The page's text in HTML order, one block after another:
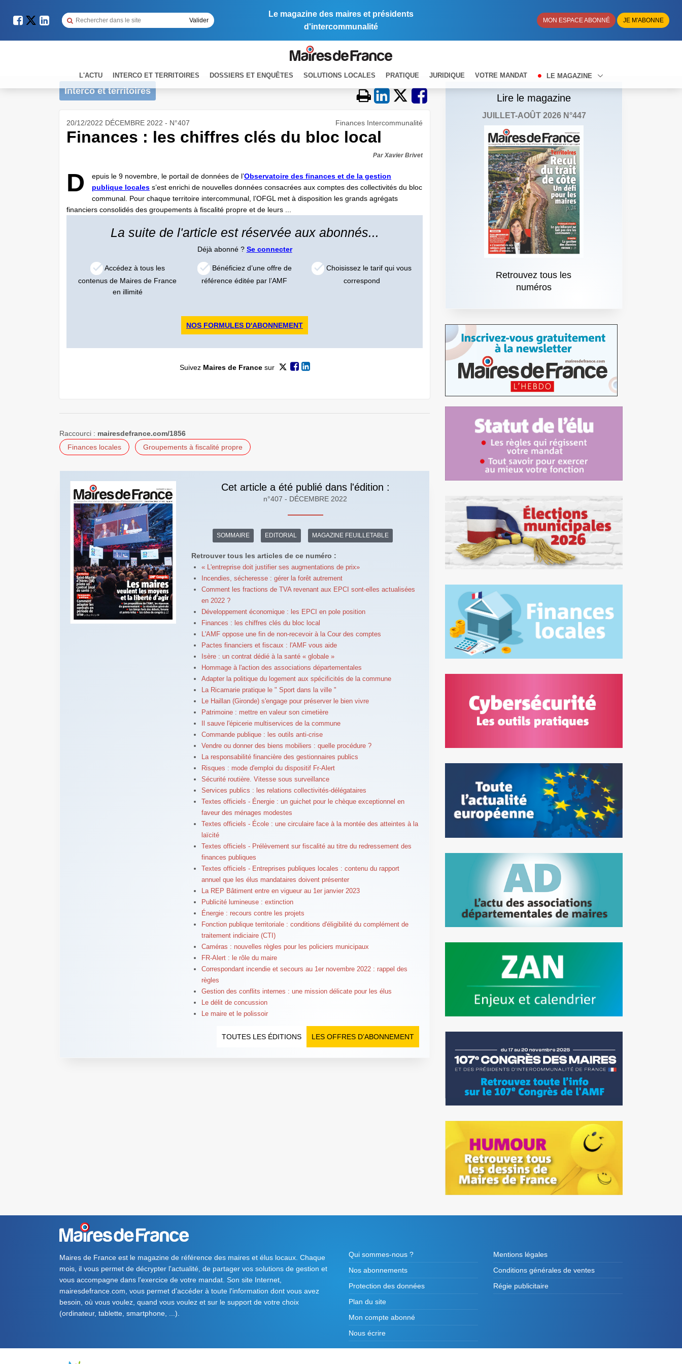
Le magazine des maires et présidents
d'intercommunalité
MON ESPACE ABONNÉ JE M'ABONNE
L'ACTU INTERCO ET TERRITOIRES DOSSIERS ET ENQUÊTES SOLUTIONS LOCALES PRATIQUE JURIDIQUE VOTRE MANDAT LE MAGAZINE
Interco et territoires
20/12/2022 DÉCEMBRE 2022 - N°407 Finances Intercommunalité
Finances : les chiffres clés du bloc local
Par Xavier Brivet
D epuis le 9 novembre, le portail de données de l’Observatoire des finances et de la gestion
publique locales s’est enrichi de nouvelles données consacrées aux comptes des collectivités du bloc
communal. Pour chaque territoire intercommunal, l’OFGL met à disposition les grands agrégats
financiers consolidés des groupements à fiscalité propre et de leurs ...
La suite de l'article est réservée aux abonnés...
Déjà abonné ? Se connecter
Accédez à tous les
contenus de Maires de France
en illimité
Bénéficiez d’une offre de
référence éditée par l’AMF
Choisissez le tarif qui vous
correspond
NOS FORMULES D'ABONNEMENT
Suivez Maires de Francesur
Raccourci : mairesdefrance.com/1856
Finances locales
Groupements à fiscalité propre
Cet article a été publié dans l'édition :
n°407 - DÉCEMBRE 2022
SOMMAIRE EDITORIAL MAGAZINE FEUILLETABLE
Retrouver tous les articles de ce numéro :
« L'entreprise doit justifier ses augmentations de prix»
Incendies, sécheresse : gérer la forêt autrement
Comment les fractions de TVA revenant aux EPCI sont-elles actualisées
en 2022 ?
Développement économique : les EPCI en pole position
Finances : les chiffres clés du bloc local
L'AMF oppose une fin de non-recevoir à la Cour des comptes
Pactes financiers et fiscaux : l'AMF vous aide
Isère : un contrat dédié à la santé « globale »
Hommage à l'action des associations départementales
Adapter la politique du logement aux spécificités de la commune
La Ricamarie pratique le " Sport dans la ville "
Le Haillan (Gironde) s'engage pour préserver le bien vivre
Patrimoine : mettre en valeur son cimetière
Il sauve l'épicerie multiservices de la commune
Commande publique : les outils anti-crise
Vendre ou donner des biens mobiliers : quelle procédure ?
La responsabilité financière des gestionnaires publics
Risques : mode d'emploi du dispositif Fr-Alert
Sécurité routière. Vitesse sous surveillance
Services publics : les relations collectivités-délégataires
Textes officiels - Énergie : un guichet pour le chèque exceptionnel en
faveur des ménages modestes
Textes officiels - École : une circulaire face à la montée des atteintes à la
laïcité
Textes officiels - Prélèvement sur fiscalité au titre du redressement des
finances publiques
Textes officiels - Entreprises publiques locales : contenu du rapport
annuel que les élus mandataires doivent présenter
La REP Bâtiment entre en vigueur au 1er janvier 2023
Publicité lumineuse : extinction
Énergie : recours contre les projets
Fonction publique territoriale : conditions d'éligibilité du complément de
traitement indiciaire (CTI)
Caméras : nouvelles règles pour les policiers municipaux
FR-Alert : le rôle du maire
Correspondant incendie et secours au 1er novembre 2022 : rappel des
règles
Gestion des conflits internes : une mission délicate pour les élus
Le délit de concussion
Le maire et le polissoir
LES OFFRES D’ABONNEMENT
TOUTES LES ÉDITIONS
Lire le magazine
JUILLET-AOÛT 2026 N°447
Retrouvez tous les
numéros
Maires de France est le magazine de référence des maires et élus locaux. Chaque
mois, il vous permet de décrypter l'actualité, de partager vos solutions de gestion et
vous accompagne dans l'exercice de votre mandat. Son site Internet,
mairesdefrance.com, vous permet d’accéder à toute l'information dont vous avez
besoin, où vous voulez, quand vous voulez et sur le support de votre choix
(ordinateur, tablette, smartphone, ...).
Qui sommes-nous ?
Nos abonnements
Protection des données
Plan du site
Mon compte abonné
Nous écrire
Mentions légales
Conditions générales de ventes
Régie publicitaire